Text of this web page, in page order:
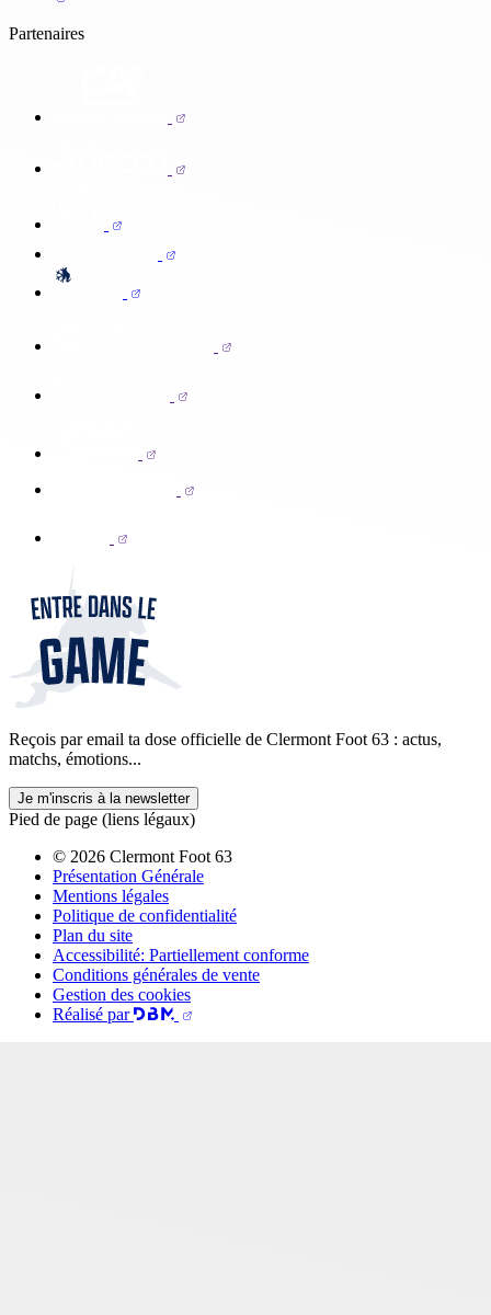
Partenaires
Reçois par email ta dose officielle de Clermont Foot 63 : actus,
matchs, émotions...
Je m'inscris à la newsletter
Pied de page (liens légaux)
© 2026 Clermont Foot 63
Présentation Générale
Mentions légales
Politique de confidentialité
Plan du site
Accessibilité: Partiellement conforme
Conditions générales de vente
Gestion des cookies
Réalisé par